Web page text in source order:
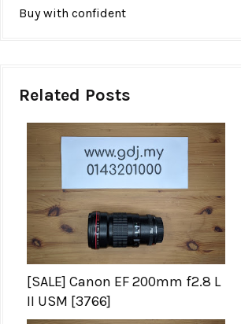
Buy with confident
Related Posts
[SALE] Canon EF 200mm f2.8 L
II USM [3766]